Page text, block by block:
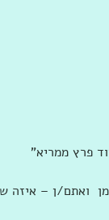
פרץ ממריא"
ואתם/ן –